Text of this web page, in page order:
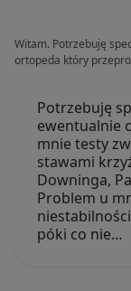
Witam. Potrzebuję
ortopeda który
Potrzebuję
ewentualnie
mnie testy
stawami
Downinga,
Problem u
póki co nie…